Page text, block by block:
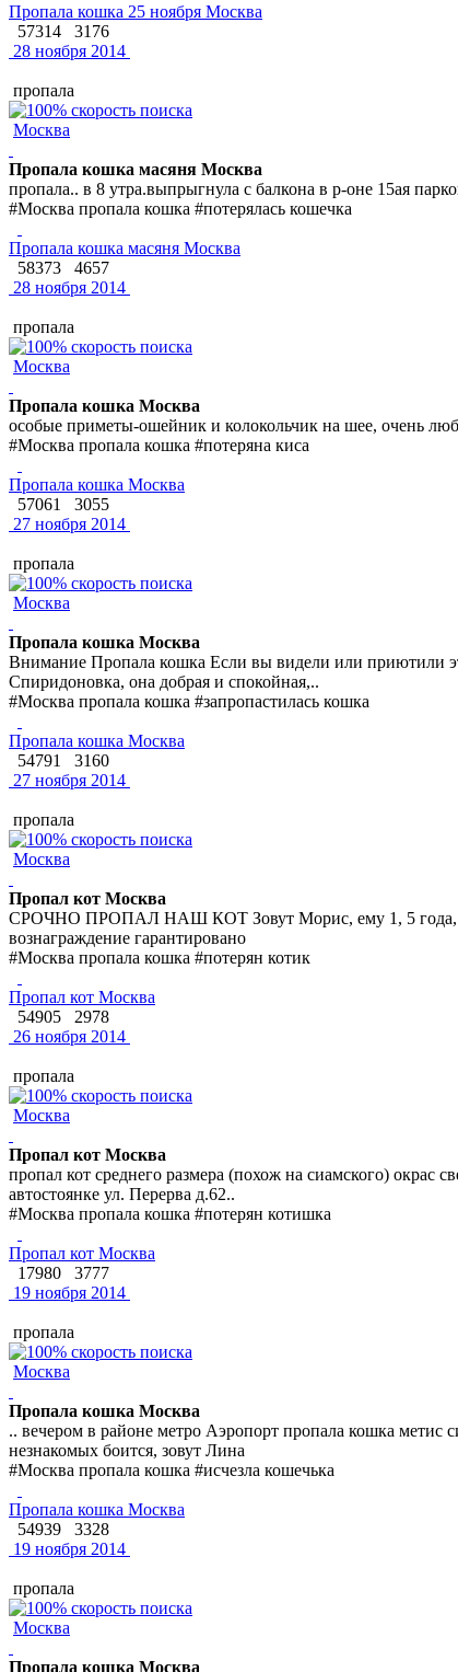
Пропала кошка 25 ноября Москва
57314
3176
28 ноября 2014
пропала
Москва
Пропала кошка масяня Москва
пропала.. в 8 утра.выпрыгнула с балкона в р-оне 15ая
#Москва пропала кошка #потерялась кошечка
Пропала кошка масяня Москва
58373
4657
28 ноября 2014
пропала
Москва
Пропала кошка Москва
особые приметы-ошейник и колокольчик на шее, очень
#Москва пропала кошка #потеряна киса
Пропала кошка Москва
57061
3055
27 ноября 2014
пропала
Москва
Пропала кошка Москва
Внимание Пропала кошка Если вы видели или приютили
Спиридоновка, она добрая и спокойная,..
#Москва пропала кошка #запропастилась кошка
Пропала кошка Москва
54791
3160
27 ноября 2014
пропала
Москва
Пропал кот Москва
СРОЧНО ПРОПАЛ НАШ КОТ Зовут Морис, ему 1, 5 года,
вознаграждение гарантировано
#Москва пропала кошка #потерян котик
Пропал кот Москва
54905
2978
26 ноября 2014
пропала
Москва
Пропал кот Москва
пропал кот среднего размера (похож на сиамского) окрас
автостоянке ул. Перерва д.62..
#Москва пропала кошка #потерян котишка
Пропал кот Москва
17980
3777
19 ноября 2014
пропала
Москва
Пропала кошка Москва
.. вечером в районе метро Аэропорт пропала кошка
незнакомых боится, зовут Лина
#Москва пропала кошка #исчезла кошечька
Пропала кошка Москва
54939
3328
19 ноября 2014
пропала
Москва
Пропала кошка Москва